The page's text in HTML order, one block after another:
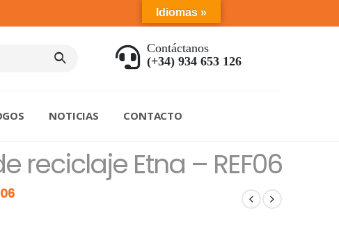
Contáctanos
(+34) 934 653 126
NOTICIAS CONTACTO
reciclaje Etna – REF06
Idiomas »